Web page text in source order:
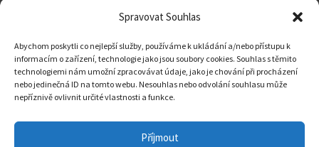
Spravovat Souhlas
Abychom poskytli co nejlepší služby, používáme k ukládání a/nebo přístupu k
informacím o zařízení, technologie jako jsou soubory cookies. Souhlas s těmito
technologiemi nám umožní zpracovávat údaje, jako je chování při procházení
nebo jedinečná ID na tomto webu. Nesouhlas nebo odvolání souhlasu může
nepříznivě ovlivnit určité vlastnosti a funkce.
Příjmout
Prohlášení o přístupnosti
Napište nám